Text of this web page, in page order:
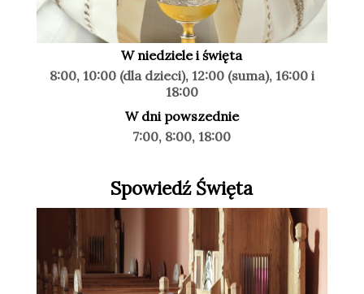
W niedziele i święta
8:00, 10:00 (dla dzieci), 12:00 (suma), 16:00 i
18:00
W dni powszednie
7:00, 8:00, 18:00
Spowiedź Święta